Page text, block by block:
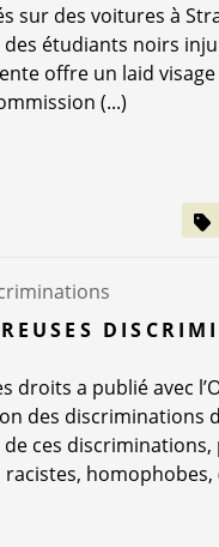
sur des voitures à
étudiants noirs
offre un laid
(...)
droits a publié avec
des discriminations
ces
homophobes,